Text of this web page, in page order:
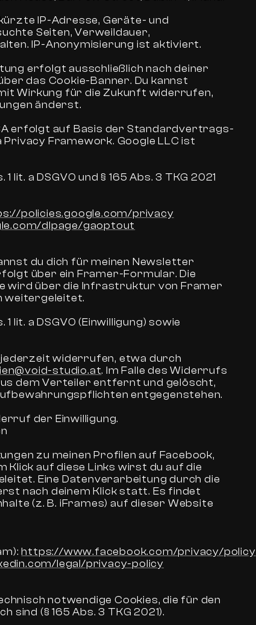
IP-Adresse, Geräte- und
Seiten, Verweildauer,
IP-Anonymisierung ist aktiviert.
erfolgt ausschließlich nach deiner
das Cookie-Banner. Du kannst
Wirkung für die Zukunft widerrufen,
änderst.
erfolgt auf Basis der Standardvertrags-
Privacy Framework. Google LLC ist
lit. a DSGVO und § 165 Abs. 3 TKG 2021
policies.google.com/privacy
dlpage/gaoptout
du dich für meinen Newsletter
über ein Framer-Formular. Die
wird über die Infrastruktur von Framer
weitergeleitet.
lit. a DSGVO (Einwilligung) sowie
jederzeit widerrufen, etwa durch
studio.at. Im Falle des Widerrufs
dem Verteiler entfernt und gelöscht,
entgegenstehen.
der Einwilligung.
zu meinen Profilen auf Facebook,
Klick auf diese Links wirst du auf die
Eine Datenverarbeitung durch die
nach deinem Klick statt. Es findet
(z. B. iFrames) auf dieser Website
https://www.facebook.com/privacy/policy
legal/privacy-policy
notwendige Cookies, die für den
(§ 165 Abs. 3 TKG 2021).